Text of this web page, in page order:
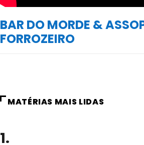
BAR DO MORDE &
FORROZEIRO
MATÉRIAS MAIS LIDAS
1.